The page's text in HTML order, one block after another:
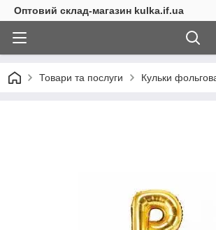
Оптовий склад-магазин kulka.if.ua
Товари та послуги Кульки